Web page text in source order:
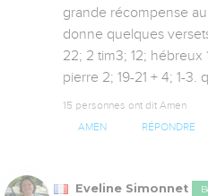
grande récompense
donne quelques
22; 2 tim3; 12; hébreux
pierre 2; 19-21 + 4; 1-3.
15 personnes ont dit Amen
AMEN RÉPONDRE
Eveline Simonnet